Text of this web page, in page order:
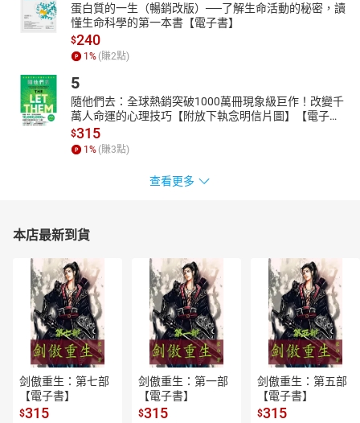
蛋白質的一生（暢銷改版）──了解生命活動的秘密，讀
懂生命科學的第一本書【電子書】
$240
1 % (賺2點)
5
隨他們去：全球熱銷突破1000萬冊現象級巨作！改變千
萬人命運的心理技巧【附放下執念明信片圖】【電子
書】
$315
1 % (賺3點)
查看更多
本店最新到貨
剑傲重生：第七部
【電子書】
$315
剑傲重生：第一部
【電子書】
$315
剑傲重生：第五部
【電子書】
$315